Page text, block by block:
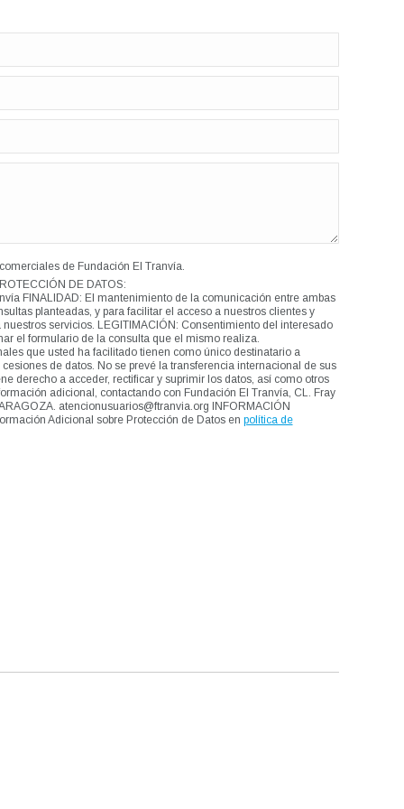
de Fundación El Tranvía.
DE DATOS:
FINALIDAD: El mantenimiento de la comunicación entre ambas
planteadas, y para facilitar el acceso a nuestros clientes y
servicios. LEGITIMACIÓN: Consentimiento del interesado
el formulario de la consulta que el mismo realiza.
que usted ha facilitado tienen como único destinatario a
de datos. No se prevé la transferencia internacional de sus
derecho a acceder, rectificar y suprimir los datos, así como otros
adicional, contactando con Fundación El Tranvía, CL. Fray
atencionusuarios@ftranvia.org INFORMACIÓN
Adicional sobre Protección de Datos en política de